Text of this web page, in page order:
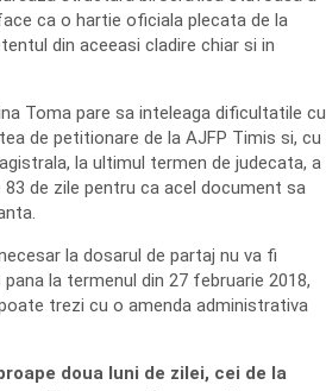
ca o hartie oficiala plecata de la
din aceeasi cladire chiar si in
Toma pare sa inteleaga dificultatile cu
de petitionare de la AJFP Timis si, cu
la ultimul termen de judecata, a
de zile pentru ca acel document sa
la dosarul de partaj nu va fi
la termenul din 27 februarie 2018,
trezi cu o amenda administrativa
doua luni de zilei, cei de la